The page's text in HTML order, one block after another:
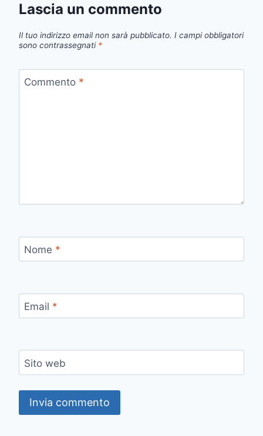
Lascia un commento
Il tuo indirizzo email non sarà pubblicato. I campi obbligatori
sono contrassegnati *
Commento *
Nome *
Email *
Sito web